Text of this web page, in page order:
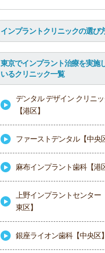
インプラントクリニックの選び
東京でインプラント治療を実施
いるクリニック一覧
デンタル デザイン クリニ
【港区】
ファーストデンタル【中央
麻布インプラント歯科【港
上野インプラントセンター
東区】
銀座ライオン歯科【中央区】